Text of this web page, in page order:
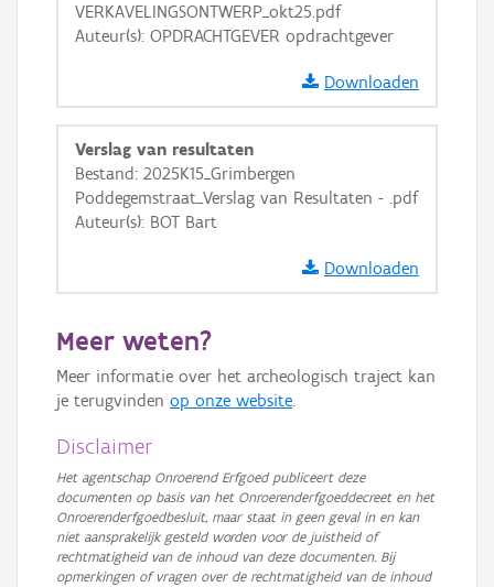
OSM-Basiskaart
GRB-Basiskaart in grijswaarden
VERKAVELINGSONTWERP_okt25.pdf
Auteur(s): OPDRACHTGEVER opdrachtgever
Downloaden
Verslag van resultaten
Bestand: 2025K15_Grimbergen
Poddegemstraat_Verslag van Resultaten - .pdf
Auteur(s): BOT Bart
Downloaden
Meer weten?
Meer informatie over het archeologisch traject kan
je terugvinden op onze website.
Disclaimer
Het agentschap Onroerend Erfgoed publiceert deze
documenten op basis van het Onroerenderfgoeddecreet en het
Onroerenderfgoedbesluit, maar staat in geen geval in en kan
niet aansprakelijk gesteld worden voor de juistheid of
rechtmatigheid van de inhoud van deze documenten. Bij
opmerkingen of vragen over de rechtmatigheid van de inhoud